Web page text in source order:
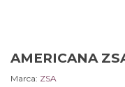
AMERICANA
Marca: ZSA